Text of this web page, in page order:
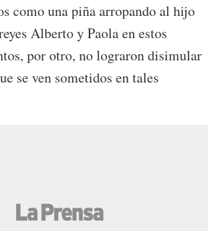
como una piña arropando al hijo
Alberto y Paola en estos
por otro, no lograron disimular
se ven sometidos en tales